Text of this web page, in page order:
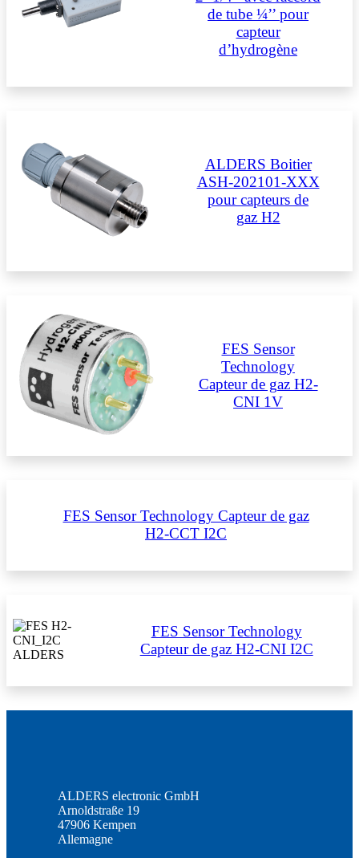
de tube ¼’’ pour
capteur
d’hydrogène
ALDERS Boitier
ASH-202101-XXX
pour capteurs de
gaz H2
FES Sensor
Technology
Capteur de gaz H2-
CNI 1V
FES Sensor Technology Capteur de gaz
H2-CCT I2C
FES Sensor Technology
Capteur de gaz H2-CNI I2C
ALDERS electronic GmbH
Arnoldstraße 19
47906 Kempen
Allemagne